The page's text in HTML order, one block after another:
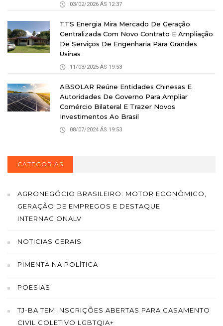
03/02/2026 ÁS 12:37
TTS Energia Mira Mercado De Geração
Centralizada Com Novo Contrato E Ampliação
De Serviços De Engenharia Para Grandes
Usinas
11/03/2025 ÁS 19:53
ABSOLAR Reúne Entidades Chinesas E
Autoridades De Governo Para Ampliar
Comércio Bilateral E Trazer Novos
Investimentos Ao Brasil
08/07/2024 ÁS 19:53
CATEGORIAS
AGRONEGÓCIO BRASILEIRO: MOTOR ECONÔMICO,
GERAÇÃO DE EMPREGOS E DESTAQUE
INTERNACIONALV
NOTICIAS GERAIS
PIMENTA NA POLÍTICA
POESIAS
TJ-BA TEM INSCRIÇÕES ABERTAS PARA CASAMENTO
CIVIL COLETIVO LGBTQIA+